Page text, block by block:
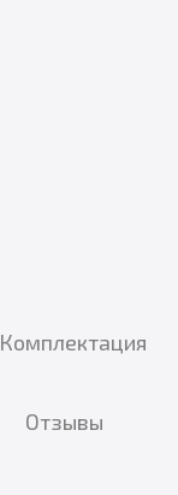
Комплектация
Отзывы